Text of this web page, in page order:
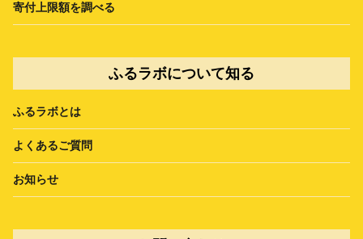
寄付上限額を調べる
ふるラボについて知る
ふるラボとは
よくあるご質問
お知らせ